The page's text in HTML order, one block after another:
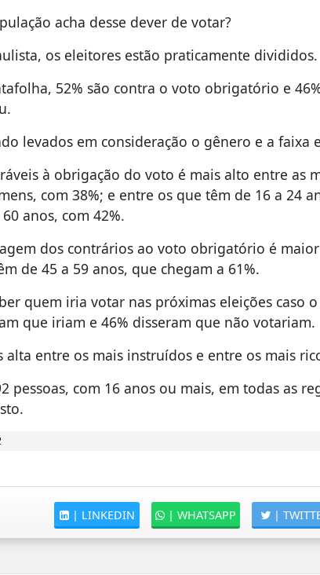
acha desse dever de votar?
os eleitores estão praticamente divididos.
52% são contra o voto obrigatório e
levados em consideração o gênero e a faixa
à obrigação do voto é mais alto entre as
com 38%; e entre os que têm de 16 a 24
anos, com 42%.
dos contrários ao voto obrigatório é
de 45 a 59 anos, que chegam a 61%.
quem iria votar nas próximas eleições caso
que iriam e 46% disseram que não votariam.
alta entre os mais instruídos e entre os mais
pessoas, com 16 anos ou mais, em todas as
|
| WHATSAPP
| LINKEDIN